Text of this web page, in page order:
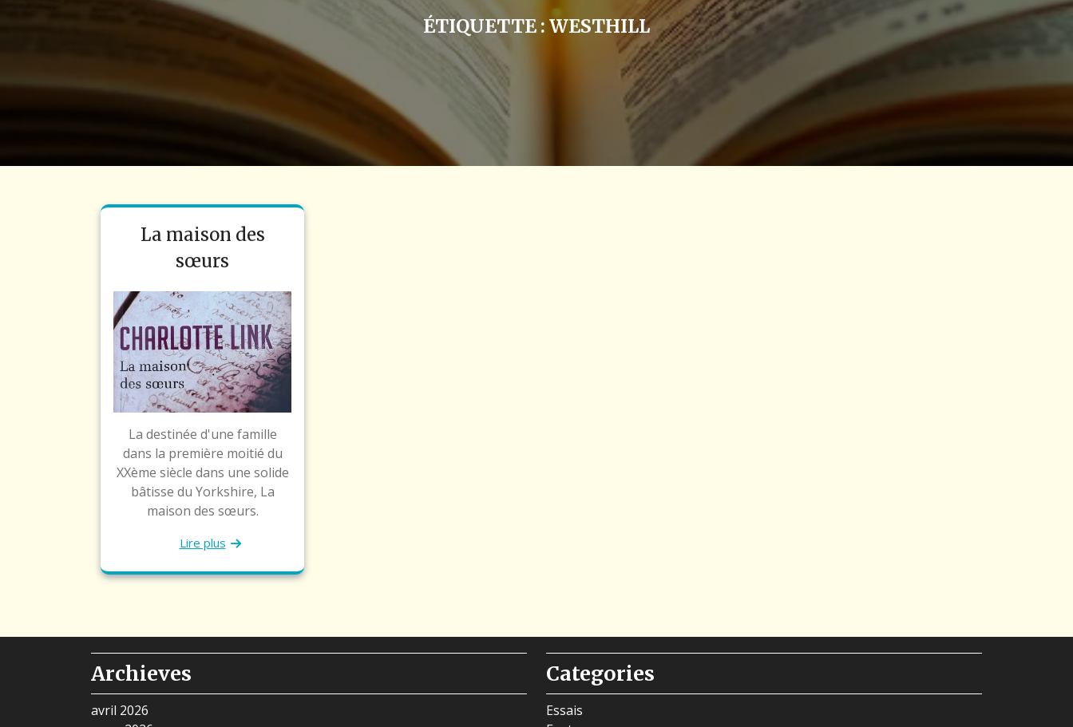
ÉTIQUETTE : WESTHILL
La maison des
sœurs
La destinée d'une famille
dans la première moitié du
XXème siècle dans une solide
bâtisse du Yorkshire, La
maison des sœurs.
Lire plus
Archieves
avril 2026
Categories
Essais